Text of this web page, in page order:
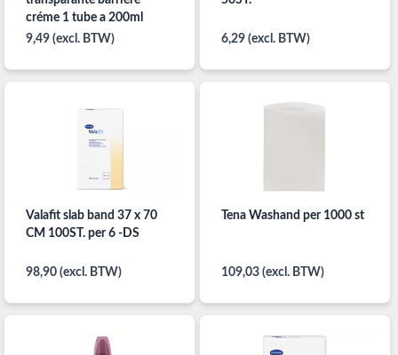
créme 1 tube a 200ml
9,49 (excl. BTW)
6,29 (excl. BTW)
Valafit slab band 37 x 70
CM 100ST. per 6 -DS
98,90 (excl. BTW)
Tena Washand per 1000 st
109,03 (excl. BTW)